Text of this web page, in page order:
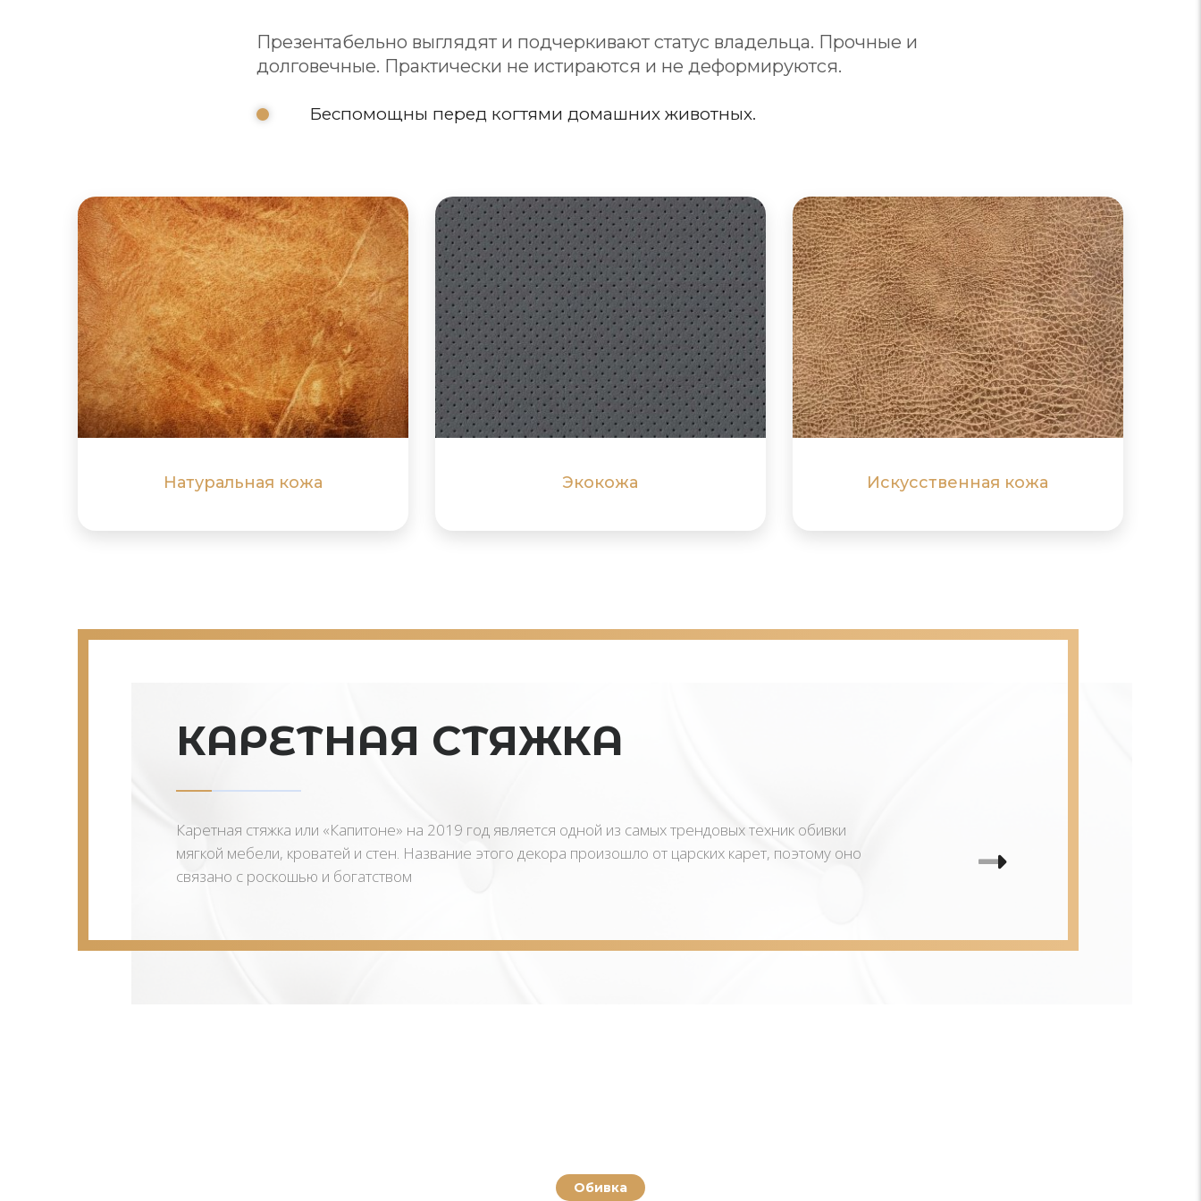
Презентабельно выглядят и подчеркивают статус владельца. Прочные и
долговечные. Практически не истираются и не деформируются.
Беспомощны перед когтями домашних животных.
Натуральная кожа
Диваны из натуральной кожи
Натуральный материал для обивки мягкой
мебели класса люкс. Красивая, гигиеничная,
экологичная обивка порадует взгляд и
оставит приятные тактильные ощущения
ПОДРОБНЕЕ
ПОДРОБНЕЕ Экокожа
Диваны из экокожи
Микропористая поверхность позволяет
обивке дышать. Экологически безопасный
материал, приятный на ощупь, мягкий,
гигиеничный, эластичный, не содержит
вредным примесей
ПОДРОБНЕЕ
ПОДРОБНЕЕ Искусственная кожа
Диваны из кожзама
Виды: стрейч-кожа, микрофибра, гранитоль
(дерматин), экокожа, поливинилхлорид,
полиуретан. Последний практически не
уступает натуральной коже. Бюджетные
аналоги менее качественны и могут обладать
химическим запахом
ПОДРОБНЕЕ
ПОДРОБНЕЕ
КАРЕТНАЯ СТЯЖКА
Каретная стяжка или «Капитоне» на 2019 год является одной из самых трендовых техник обивки
мягкой мебели, кроватей и стен. Название этого декора произошло от царских карет, поэтому оно
связано с роскошью и богатством
Обивка